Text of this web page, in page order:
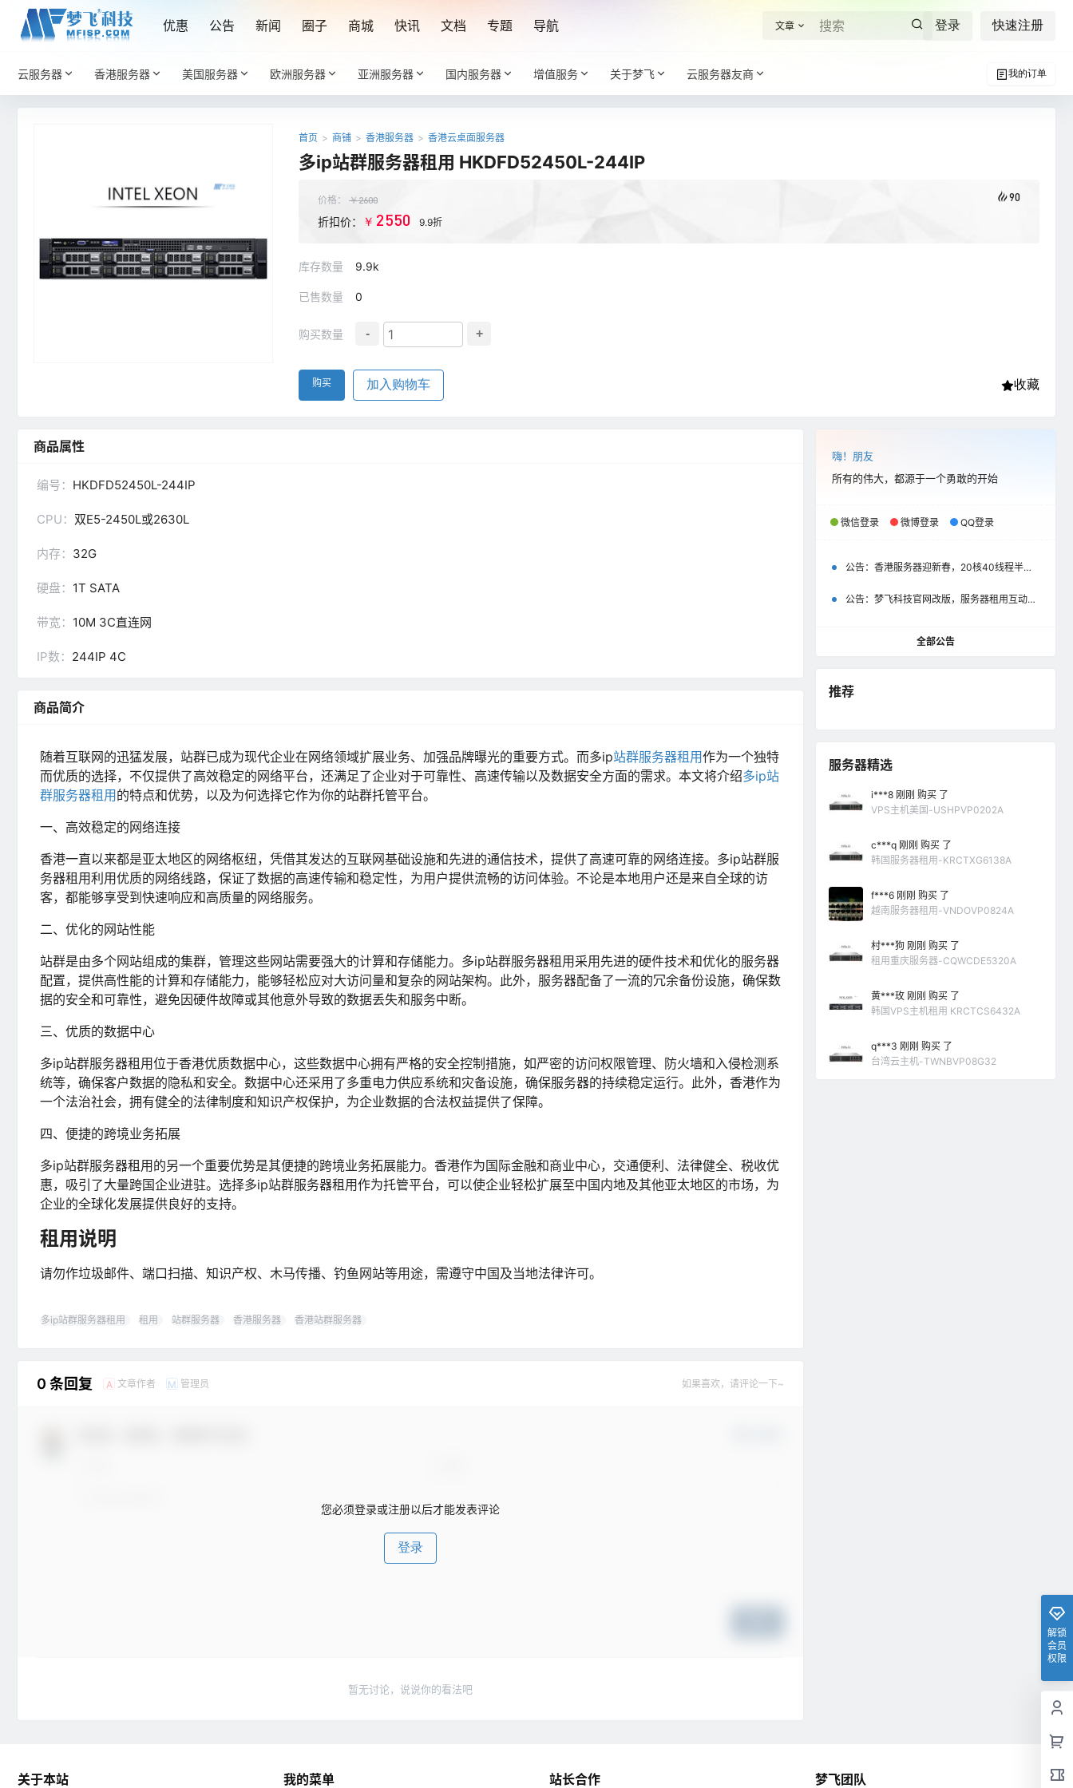
优惠 公告 新闻 圈子 商城 快讯 文档 专题 导航 文章 登录 快速注册
云服务器 香港服务器 美国服务器 欧洲服务器 亚洲服务器 国内服务器 增值服务 关于梦飞 云服务器友商 我的订单
首页 > 商铺 > 香港服务器 > 香港云桌面服务器
多ip站群服务器租用 HKDFD52450L-244IP
价格： ￥2600
折扣价： ￥ 2550 9.9折
90
库存数量 9.9k
已售数量 0
购买数量 - +
购买 加入购物车 收藏
商品属性
编号： HKDFD52450L-244IP
CPU： 双E5-2450L或2630L
内存： 32G
硬盘： 1T SATA
带宽： 10M 3C直连网
IP数： 244IP 4C
商品简介
随着互联网的迅猛发展，站群已成为现代企业在网络领域扩展业务、加强品牌曝光的重要方式。而多ip站群服务器租用作为一个独特
而优质的选择，不仅提供了高效稳定的网络平台，还满足了企业对于可靠性、高速传输以及数据安全方面的需求。本文将介绍多ip站
群服务器租用 的特点和优势，以及为何选择它作为你的站群托管平台。
一、高效稳定的网络连接
香港一直以来都是亚太地区的网络枢纽，凭借其发达的互联网基础设施和先进的通信技术，提供了高速可靠的网络连接。多ip站群服
务器租用利用优质的网络线路，保证了数据的高速传输和稳定性，为用户提供流畅的访问体验。不论是本地用户还是来自全球的访
客，都能够享受到快速响应和高质量的网络服务。
二、优化的网站性能
站群是由多个网站组成的集群，管理这些网站需要强大的计算和存储能力。多ip站群服务器租用采用先进的硬件技术和优化的服务器
配置，提供高性能的计算和存储能力，能够轻松应对大访问量和复杂的网站架构。此外，服务器配备了一流的冗余备份设施，确保数
据的安全和可靠性，避免因硬件故障或其他意外导致的数据丢失和服务中断。
三、优质的数据中心
多ip站群服务器租用位于香港优质数据中心，这些数据中心拥有严格的安全控制措施，如严密的访问权限管理、防火墙和入侵检测系
统等，确保客户数据的隐私和安全。数据中心还采用了多重电力供应系统和灾备设施，确保服务器的持续稳定运行。此外，香港作为
一个法治社会，拥有健全的法律制度和知识产权保护，为企业数据的合法权益提供了保障。
四、便捷的跨境业务拓展
多ip站群服务器租用的另一个重要优势是其便捷的跨境业务拓展能力。香港作为国际金融和商业中心，交通便利、法律健全、税收优
惠，吸引了大量跨国企业进驻。选择多ip站群服务器租用作为托管平台，可以使企业轻松扩展至中国内地及其他亚太地区的市场，为
企业的全球化发展提供良好的支持。
租用说明
请勿作垃圾邮件、端口扫描、知识产权、木马传播、钓鱼网站等用途，需遵守中国及当地法律许可。
多ip站群服务器租用 租用 站群服务器 香港服务器 香港站群服务器
0 条回复 A 文章作者 M 管理员 如果喜欢，请评论一下~
您必须登录或注册以后才能发表评论
登录
暂无讨论，说说你的看法吧
嗨！朋友
所有的伟大，都源于一个勇敢的开始
微信登录 微博登录 QQ登录
公告： 香港服务器迎新春，20核40线程半价优惠500元起
公告： 梦飞科技官网改版，服务器租用互动评价彰显以用户为中心
全部公告
推荐
服务器精选
i***8 刚刚 购买 了
VPS主机美国-USHPVP0202A
c***q 刚刚 购买 了
韩国服务器租用-KRCTXG6138A
f***6 刚刚 购买 了
越南服务器租用-VNDOVP0824A
村***狗 刚刚 购买 了
租用重庆服务器-CQWCDE5320A
黄***玫 刚刚 购买 了
韩国VPS主机租用 KRCTCS6432A
q***3 刚刚 购买 了
台湾云主机-TWNBVP08G32
解锁
会员
权限
关于本站 我的菜单 站长合作 梦飞团队